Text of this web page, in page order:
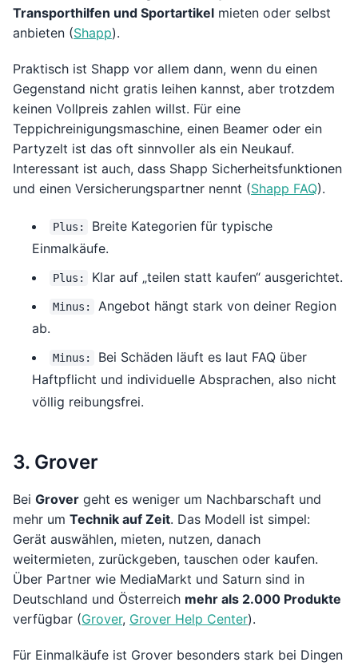
Transporthilfen und Sportartikel mieten oder selbst
anbieten (Shapp).
Praktisch ist Shapp vor allem dann, wenn du einen
Gegenstand nicht gratis leihen kannst, aber trotzdem
keinen Vollpreis zahlen willst. Für eine
Teppichreinigungsmaschine, einen Beamer oder ein
Partyzelt ist das oft sinnvoller als ein Neukauf.
Interessant ist auch, dass Shapp Sicherheitsfunktionen
und einen Versicherungspartner nennt (Shapp FAQ).
Plus:
Breite Kategorien für typische
Einmalkäufe.
Plus: Klar auf „teilen statt kaufen“ ausgerichtet.
Minus:
Angebot hängt stark von deiner Region
ab.
Minus:
Bei Schäden läuft es laut FAQ über
Haftpflicht und individuelle Absprachen, also nicht
völlig reibungsfrei.
3. Grover
Bei Grover geht es weniger um Nachbarschaft und
mehr um Technik auf Zeit. Das Modell ist simpel:
Gerät auswählen, mieten, nutzen, danach
weitermieten, zurückgeben, tauschen oder kaufen.
Über Partner wie MediaMarkt und Saturn sind in
Deutschland und Österreich mehr als 2.000 Produkte
verfügbar (Grover, Grover Help Center).
Für Einmalkäufe ist Grover besonders stark bei Dingen